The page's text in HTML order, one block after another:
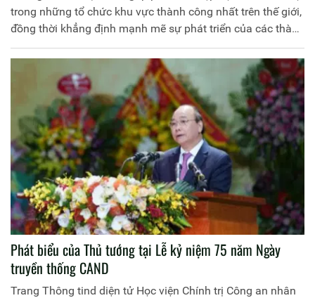
trong những tổ chức khu vực thành công nhất trên thế giới,
đồng thời khẳng định mạnh mẽ sự phát triển của các thành
viên, bao gồm cả Việt Nam, gắn bó mật thiết với thịnh
vượng chung của cả Hiệp hội.
Phát biểu của Thủ tướng tại Lễ kỷ niệm 75 năm Ngày
truyền thống CAND
Trang Thông tind diện tử Học viện Chính trị Công an nhân